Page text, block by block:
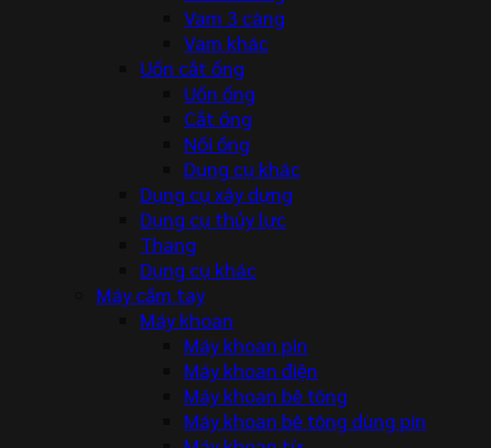
Vam 3 càng
Vam khác
Uốn cắt ống
Uốn ống
Cắt ống
Nối ống
Dụng cụ khác
Dụng cụ xây dựng
Dụng cụ thủy lực
Thang
Dụng cụ khác
Máy cầm tay
Máy khoan
Máy khoan pin
Máy khoan điện
Máy khoan bê tông
Máy khoan bê tông dùng pin